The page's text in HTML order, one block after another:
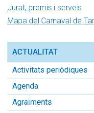
Jurat, premis i serveis
Mapa del Carnaval de
ACTUALITAT
Activitats periòdiques
Agenda
Agraïments